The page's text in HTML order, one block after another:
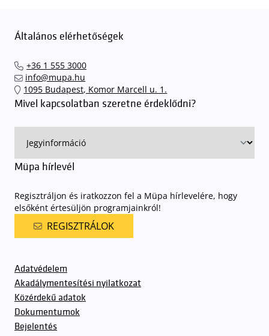
Általános elérhetőségek
+36 1 555 3000
info@mupa.hu
1095 Budapest, Komor Marcell u. 1.
Mivel kapcsolatban szeretne érdeklődni?
Müpa hírlevél
Regisztráljon és iratkozzon fel a Müpa hírlevelére, hogy
elsőként értesüljön programjainkról!
REGISZTRÁLOK
Adatvédelem
Akadálymentesítési nyilatkozat
Közérdekű adatok
Dokumentumok
Bejelentés